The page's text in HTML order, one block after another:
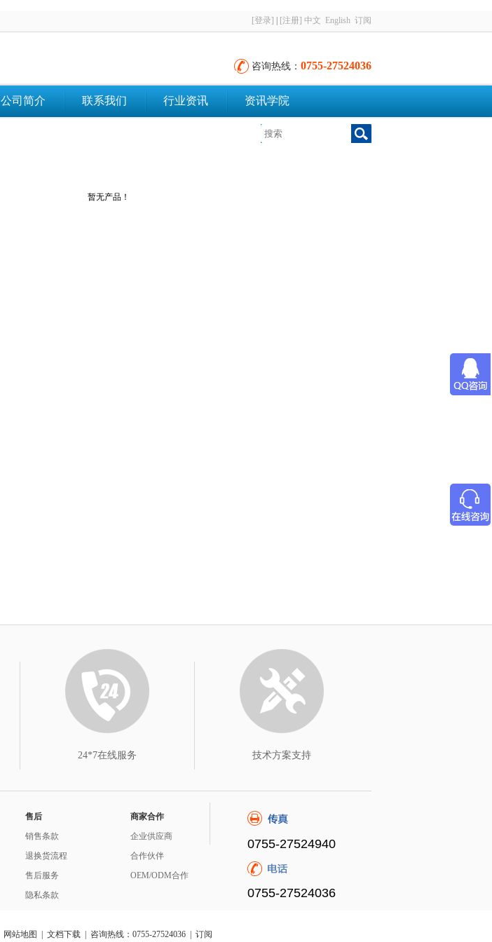
[登录] [注册] 中文 English 订阅
咨询热线： 0755-27524036
公司简介 联系我们 行业资讯 资讯学院
暂无产品！
24*7在线服务 技术方案支持
售后
销售条款
退换货流程
售后服务
隐私条款
商家合作
企业供应商
合作伙伴
OEM/ODM合作
0755-27524940
0755-27524036
网站地图 文档下载 | 咨询热线：0755-27524036 | 订阅